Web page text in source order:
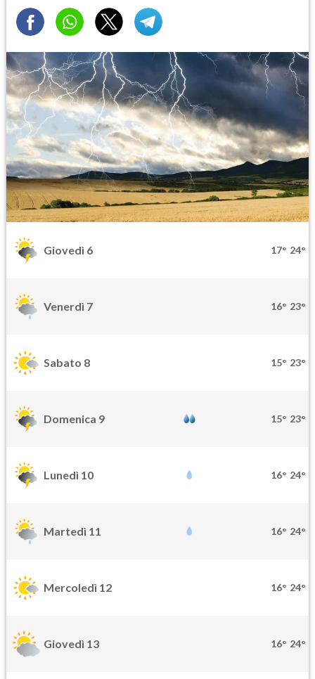
Giovedì 6 17° 24°
Venerdì 7 16° 23°
Sabato 8 15° 23°
Domenica 9 15° 23°
Lunedì 10 16° 24°
Martedì 11 16° 24°
Mercoledì 12 16° 24°
Giovedì 13 16° 24°